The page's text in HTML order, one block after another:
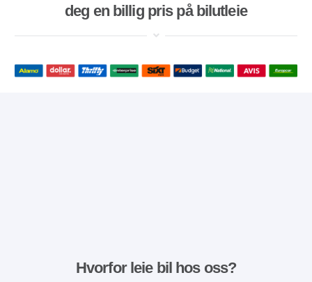
deg en billig pris på bilutleie
Hvorfor leie bil hos oss?